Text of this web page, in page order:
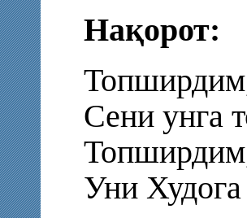
Нақорот:
Сени унга
Уни